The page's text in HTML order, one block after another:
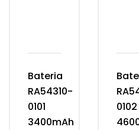
Bateria
RA54310-
0101
3400mAh
0102